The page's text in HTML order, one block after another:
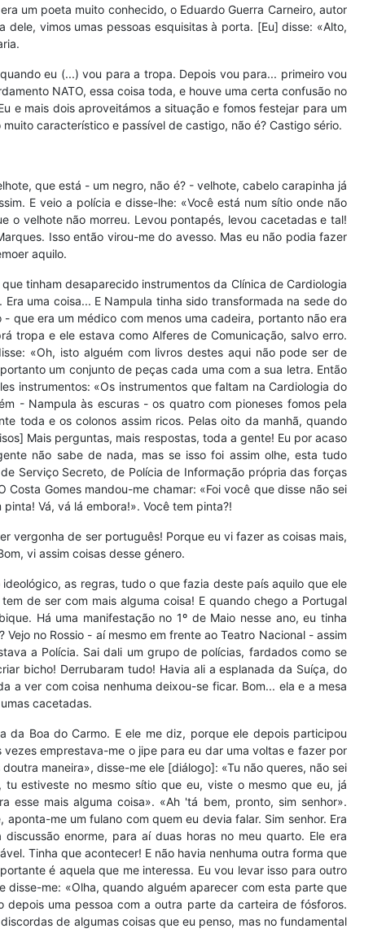
um poeta muito conhecido, o Eduardo Guerra Carneiro, autor
vimos umas pessoas esquisitas à porta. [Eu] disse: «Alto,
eu (...) vou para a tropa. Depois vou para... primeiro vou
NATO, essa coisa toda, e houve uma certa confusão no
e mais dois aproveitámos a situação e fomos festejar para um
característico e passível de castigo, não é? Castigo sério.
que está - um negro, não é? - velhote, cabelo carapinha já
E veio a polícia e disse-lhe: «Você está num sítio onde não
o velhote não morreu. Levou pontapés, levou cacetadas e tal!
Isso então virou-me do avesso. Mas eu não podia fazer
aquilo.
tinham desaparecido instrumentos da Clínica de Cardiologia
uma coisa... E Nampula tinha sido transformada na sede do
que era um médico com menos uma cadeira, portanto não era
tropa e ele estava como Alferes de Comunicação, salvo erro.
«Oh, isto alguém com livros destes aqui não pode ser de
um conjunto de peças cada uma com a sua letra. Então
instrumentos: «Os instrumentos que faltam na Cardiologia do
- Nampula às escuras - os quatro com pioneses fomos pela
toda e os colonos assim ricos. Pelas oito da manhã, quando
Mais perguntas, mais respostas, toda a gente! Eu por acaso
não sabe de nada, mas se isso foi assim olhe, esta tudo
Serviço Secreto, de Polícia de Informação própria das forças
Gomes mandou-me chamar: «Foi você que disse não sei
Vá, vá lá embora!». Você tem pinta?!
vergonha de ser português! Porque eu vi fazer as coisas mais,
vi assim coisas desse género.
as regras, tudo o que fazia deste país aquilo que ele
de ser com mais alguma coisa! E quando chego a Portugal
Há uma manifestação no 1º de Maio nesse ano, eu tinha
no Rossio - aí mesmo em frente ao Teatro Nacional - assim
a Polícia. Sai dali um grupo de polícias, fardados como se
bicho! Derrubaram tudo! Havia ali a esplanada da Suíça, do
a ver com coisa nenhuma deixou-se ficar. Bom... ela e a mesa
cacetadas.
Boa do Carmo. E ele me diz, porque ele depois participou
emprestava-me o jipe para eu dar uma voltas e fazer por
maneira», disse-me ele [diálogo]: «Tu não queres, não sei
estiveste no mesmo sítio que eu, viste o mesmo que eu, já
esse mais alguma coisa». «Ah 'tá bem, pronto, sim senhor».
me um fulano com quem eu devia falar. Sim senhor. Era
enorme, para aí duas horas no meu quarto. Ele era
Tinha que acontecer! E não havia nenhuma outra forma que
é aquela que me interessa. Eu vou levar isso para outro
me: «Olha, quando alguém aparecer com esta parte que
uma pessoa com a outra parte da carteira de fósforos.
de algumas coisas que eu penso, mas no fundamental